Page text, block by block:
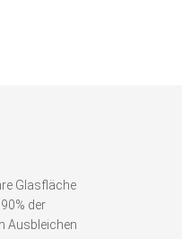
Glasfläche
der
Ausbleichen